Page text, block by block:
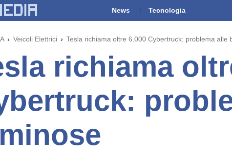
News Tecnologia
Veicoli Elettrici Tesla richiama oltre 6.000 Cybertruck: problema alle
richiama